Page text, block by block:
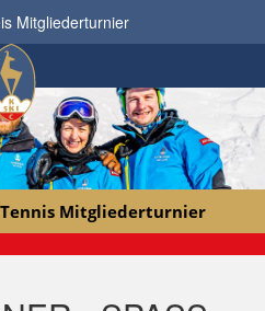
Mitgliederturnier
Tennis Mitgliederturnier